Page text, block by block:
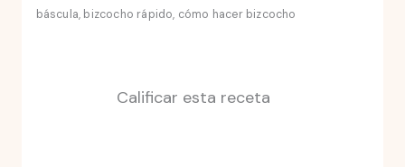
báscula, bizcocho rápido, cómo hacer bizcocho
Calificar esta receta